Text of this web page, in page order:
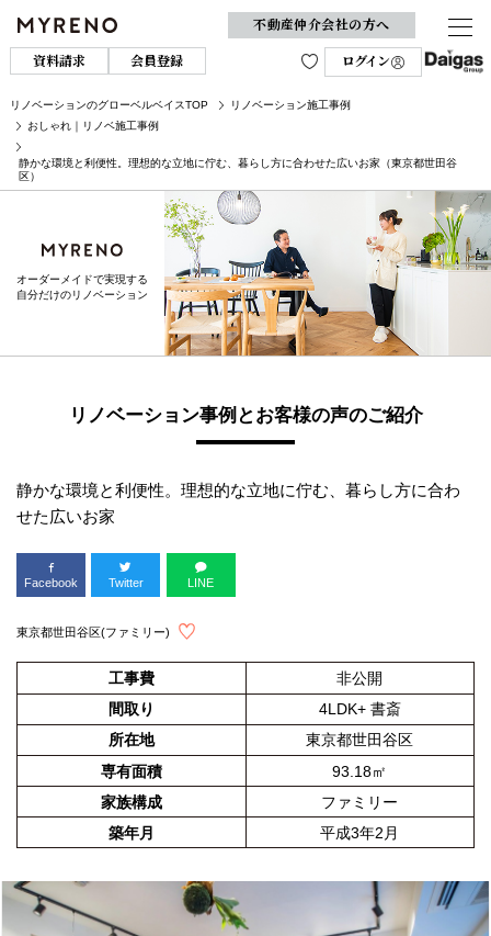
不動産仲介会社の方へ
資料請求
会員登録 ログイン
リノベーションのグローベルベイスTOP
リノベーション施工事例
おしゃれ｜リノベ施工事例
静かな環境と利便性。理想的な立地に佇む、暮らし方に合わせた広いお家（東京都世田谷
区）
オーダーメイドで実現する
自分だけのリノベーション
リノベーション事例とお客様の声のご紹介
静かな環境と利便性。理想的な立地に佇む、暮らし方に合わ
せた広いお家
Facebook Twitter LINE
東京都世田谷区(ファミリー)
工事費
非公開
間取り
4LDK+ 書斎
所在地
東京都世田谷区
専有面積
93.18㎡
家族構成
ファミリー
築年月
平成3年2月